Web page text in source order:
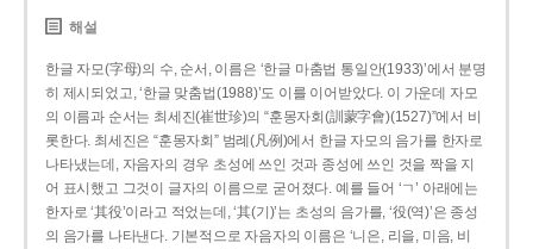
해설
한글 자모(字母)의 수, 순서, 이름은 ‘한글 마춤법 통일안(1933)’에서 분명
히 제시되었고, ‘한글 맞춤법(1988)’도 이를 이어받았다. 이 가운데 자모
의 이름과 순서는 최세진(崔世珍)의 “훈몽자회(訓蒙字會)(1527)”에서 비
롯한다. 최세진은 “훈몽자회” 범례(凡例)에서 한글 자모의 음가를 한자로
나타냈는데, 자음자의 경우 초성에 쓰인 것과 종성에 쓰인 것을 짝을 지
어 표시했고 그것이 글자의 이름으로 굳어졌다. 예를 들어 ‘ㄱ’ 아래에는
한자로 ‘其役’이라고 적었는데, ‘其(기)’는 초성의 음가를, ‘役(역)’은 종성
의 음가를 나타낸다. 기본적으로 자음자의 이름은 ‘니은, 리을, 미음, 비